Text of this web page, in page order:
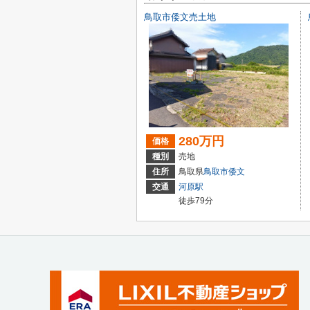
鳥取市倭文売土地
価格 280万円
種別
売地
住所
鳥取県鳥取市倭文
交通
河原駅
徒歩79分